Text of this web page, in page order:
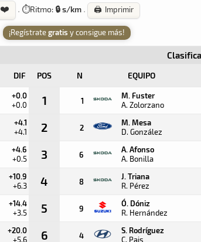
❤️ · ⏱️Ritmo: 🔒 s/km · 🖨️ Imprimir
¡Regístrategratis y consigue más!
DIF POS N EQUIPO
+0.0
+0.0 1 1
M. Fuster
A. Zolorzano
+4.1
+4.1 2 2
M. Mesa
D. González
+4.6
+0.5 3 6
A. Afonso
A. Bonilla
+10.9
+6.3 4 8
J. Triana
R. Pérez
+14.4
+3.5 5 9
Ó. Dóniz
R. Hernández
+20.0
+5.6 6 4
S. Rodríguez
C. Pais